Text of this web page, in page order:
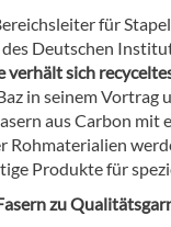
für
Deutschen
verhält sich
in seinem Vortrag
aus Carbon mit
Rohmaterialien
Produkte für
zu